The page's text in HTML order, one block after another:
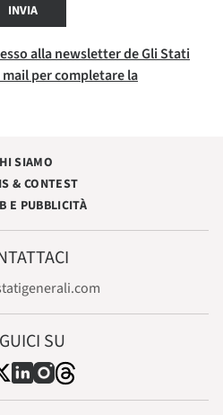
INVIA
alla newsletter de Gli Stati
per completare la
SIAMO
& CONTEST
E PUBBLICITÀ
SU